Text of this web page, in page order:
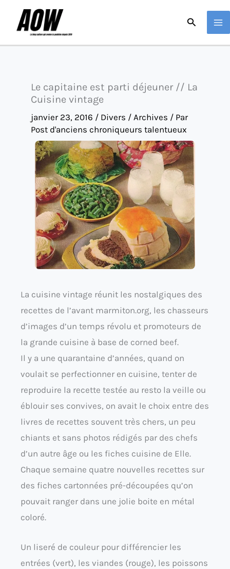
Le capitaine est parti déjeuner // La
Cuisine vintage
janvier 23, 2016 / Divers / Archives / Par
Post d'anciens chroniqueurs talentueux
La cuisine vintage réunit les nostalgiques des
recettes de l’avant marmiton.org, les chasseurs
d’images d’un temps révolu et promoteurs de
la grande cuisine à base de corned beef.
Il y a une quarantaine d’années, quand on
voulait se perfectionner en cuisine, tenter de
reproduire la recette testée au resto la veille ou
éblouir ses convives, on avait le choix entre des
livres de recettes souvent très chers, un peu
chiants et sans photos rédigés par des chefs
d’un autre âge ou les fiches cuisine de Elle.
Chaque semaine quatre nouvelles recettes sur
des fiches cartonnées pré-découpées qu’on
pouvait ranger dans une jolie boite en métal
coloré.
Un liseré de couleur pour différencier les
entrées (vert), les viandes (rouge), les poissons